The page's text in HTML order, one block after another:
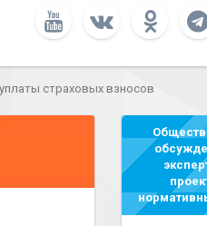
страховых взносов